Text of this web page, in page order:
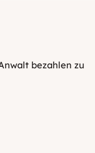
bezahlen zu